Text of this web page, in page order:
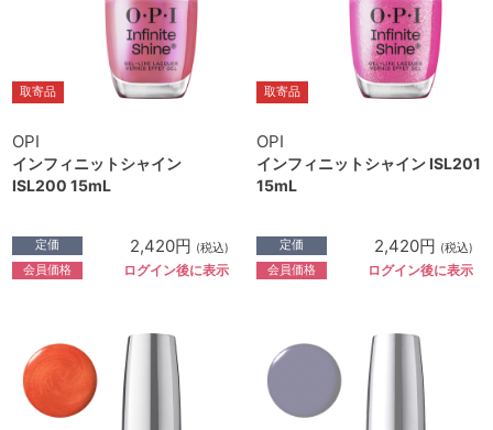
取寄品
OPI
インフィニットシャイン
ISL200 15mL
定価 2,420円 (税込)
会員価格 ログイン後に表示
取寄品
OPI
インフィニットシャイン ISL201
15mL
定価 2,420円 (税込)
会員価格 ログイン後に表示